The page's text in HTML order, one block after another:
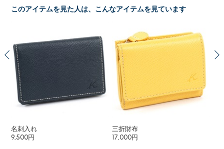
このアイテムを見た人は、こんなアイテムを見ています
名刺入れ
9,500円
三折財布
17,000円